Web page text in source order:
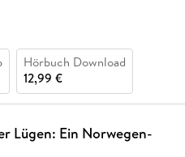
Hörbuch Download
12,99 €
Lügen: Ein Norwegen-